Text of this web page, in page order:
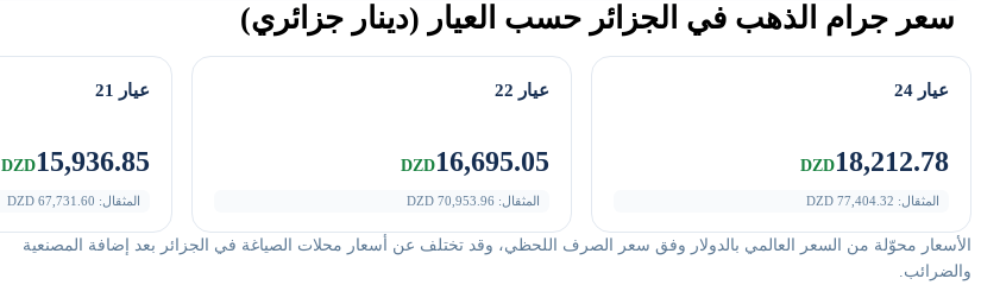
سعر جرام الذهب في الجزائر حسب العيار (دينار جزائري)
عيار 24
18,212.78
DZD
المثقال: 77,404.32
عيار 22
16,695.05
DZD
المثقال: 70,953.96
عيار 21
15,936.85
DZD
المثقال: 67,731.60
الأسعار محوّلة من السعر العالمي بالدولار وفق سعر الصرف اللحظي، وقد تختلف عن أسعار محلات الصياغة في الجزائر بعد إضافة المصنعية
والضرائب.